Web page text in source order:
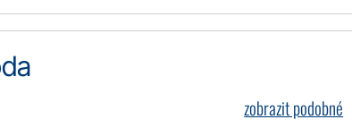
zobrazit podobné